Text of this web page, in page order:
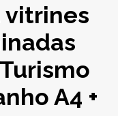
vitrines
A4 +